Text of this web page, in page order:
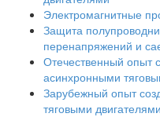
Электромагнитные
Защита
перенапряжений и
Отечественный опыт
асинхронными
Зарубежный опыт
тяговыми двигателями